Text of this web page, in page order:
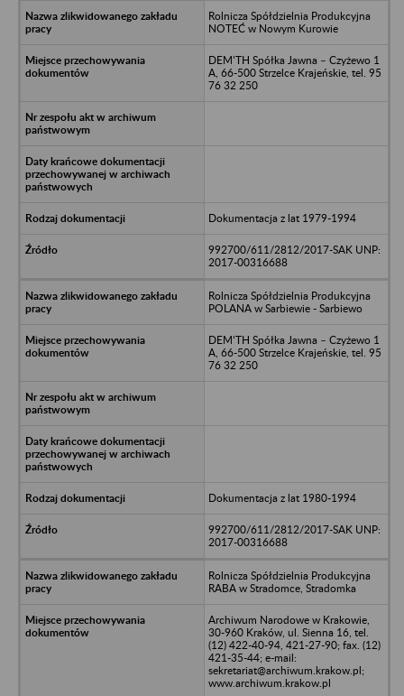
Rolnicza Spółdzielnia Produkcyjna
NOTEĆ w Nowym Kurowie
DEM’TH Spółka Jawna – Czyżewo 1
A, 66-500 Strzelce Krajeńskie, tel. 95
76 32 250
Dokumentacja z lat 1979-1994
992700/611/2812/2017-SAK UNP:
2017-00316688
Rolnicza Spółdzielnia Produkcyjna
POLANA w Sarbiewie - Sarbiewo
DEM’TH Spółka Jawna – Czyżewo 1
A, 66-500 Strzelce Krajeńskie, tel. 95
76 32 250
Dokumentacja z lat 1980-1994
992700/611/2812/2017-SAK UNP:
2017-00316688
Rolnicza Spółdzielnia Produkcyjna
RABA w Stradomce, Stradomka
Archiwum Narodowe w Krakowie,
30-960 Kraków, ul. Sienna 16, tel.
(12) 422-40-94, 421-27-90; fax. (12)
421-35-44; e-mail:
sekretariat@archiwum.krakow.pl;
www.archiwum.krakow.pl